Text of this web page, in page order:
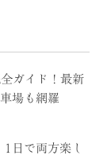
ガイド！最新
場も網羅
日で両方楽し